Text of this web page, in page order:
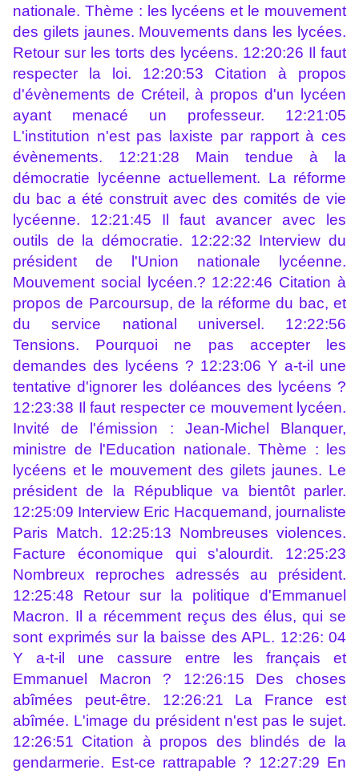
nationale. Thème : les lycéens et le mouvement
des gilets jaunes. Mouvements dans les lycées.
Retour sur les torts des lycéens. 12:20:26 Il faut
respecter la loi. 12:20:53 Citation à propos
d'évènements de Créteil, à propos d'un lycéen
ayant menacé un professeur. 12:21:05
L'institution n'est pas laxiste par rapport à ces
évènements. 12:21:28 Main tendue à la
démocratie lycéenne actuellement. La réforme
du bac a été construit avec des comités de vie
lycéenne. 12:21:45 Il faut avancer avec les
outils de la démocratie. 12:22:32 Interview du
président de l'Union nationale lycéenne.
Mouvement social lycéen.? 12:22:46 Citation à
propos de Parcoursup, de la réforme du bac, et
du service national universel. 12:22:56
Tensions. Pourquoi ne pas accepter les
demandes des lycéens ? 12:23:06 Y a-t-il une
tentative d'ignorer les doléances des lycéens ?
12:23:38 Il faut respecter ce mouvement lycéen.
Invité de l'émission : Jean-Michel Blanquer,
ministre de l'Education nationale. Thème : les
lycéens et le mouvement des gilets jaunes. Le
président de la République va bientôt parler.
12:25:09 Interview Eric Hacquemand, journaliste
Paris Match. 12:25:13 Nombreuses violences.
Facture économique qui s'alourdit. 12:25:23
Nombreux reproches adressés au président.
12:25:48 Retour sur la politique d'Emmanuel
Macron. Il a récemment reçus des élus, qui se
sont exprimés sur la baisse des APL. 12:26: 04
Y a-t-il une cassure entre les français et
Emmanuel Macron ? 12:26:15 Des choses
abîmées peut-être. 12:26:21 La France est
abîmée. L'image du président n'est pas le sujet.
12:26:51 Citation à propos des blindés de la
gendarmerie. Est-ce rattrapable ? 12:27:29 En